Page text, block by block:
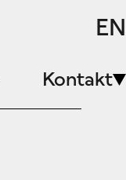
EN
Kontakt